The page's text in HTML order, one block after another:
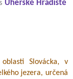
Uherské Hradiště
Slovácka, v
jezera, určená